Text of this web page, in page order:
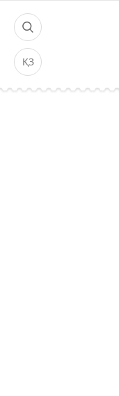
ҚЗ